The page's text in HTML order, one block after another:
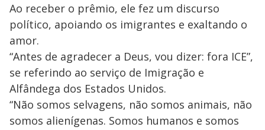
Ao receber o prêmio, ele fez um discurso
político, apoiando os imigrantes e exaltando o
amor.
“Antes de agradecer a Deus, vou dizer: fora ICE”,
se referindo ao serviço de Imigração e
Alfândega dos Estados Unidos.
“Não somos selvagens, não somos animais, não
somos alienígenas. Somos humanos e somos